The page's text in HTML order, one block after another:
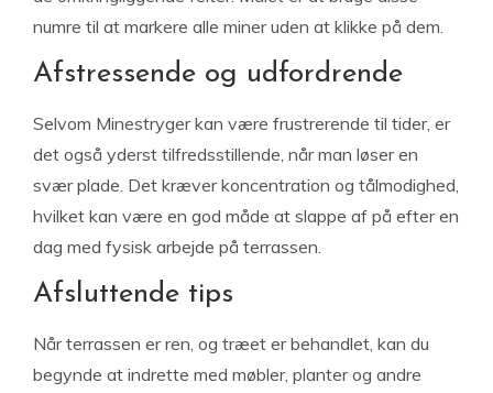
numre til at markere alle miner uden at klikke på dem.
Afstressende og udfordrende
Selvom Minestryger kan være frustrerende til tider, er
det også yderst tilfredsstillende, når man løser en
svær plade. Det kræver koncentration og tålmodighed,
hvilket kan være en god måde at slappe af på efter en
dag med fysisk arbejde på terrassen.
Afsluttende tips
Når terrassen er ren, og træet er behandlet, kan du
begynde at indrette med møbler, planter og andre